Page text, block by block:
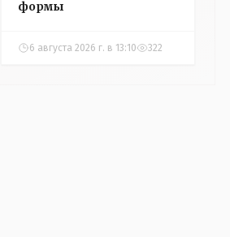
формы
6 августа 2026 г. в 13:10 322